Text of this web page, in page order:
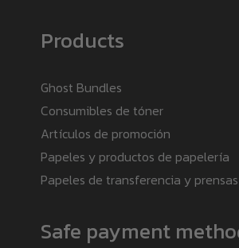
Products
Ghost Bundles
Consumibles de tóner
Artículos de promoción
Papeles y productos de papelería
Papeles de transferencia y
Safe payment